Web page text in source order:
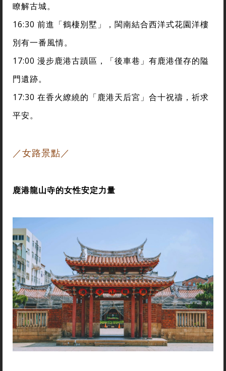
瞭解古城。
16:30 前進「鶴棲別墅」，閩南結合西洋式花園洋樓
別有一番風情。
17:00 漫步鹿港古蹟區，「後車巷」有鹿港僅存的隘
門遺跡。
17:30 在香火繚繞的「鹿港天后宮」合十祝禱，祈求
平安。
／女路景點／
鹿港龍山寺的女性安定力量